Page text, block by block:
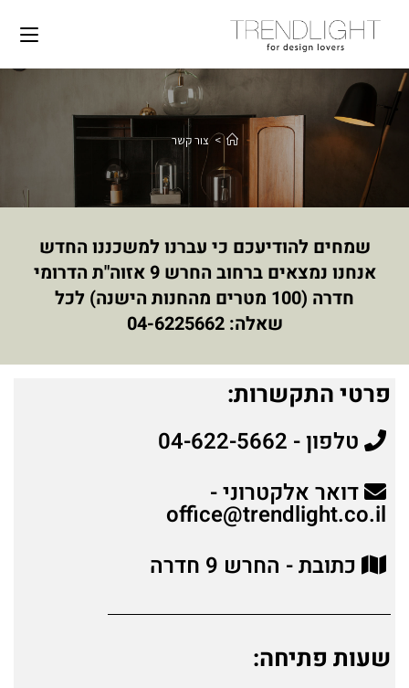
> צור קשר
שמחים להודיעכם כי עברנו למשכננו החדש
אנחנו נמצאים ברחוב החרש 9 אזוה"ת הדרומי
חדרה (100 מטרים מהחנות הישנה) לכל
שאלה: 04-6225662
פרטי התקשרות:
טלפון - 04-622-5662‏
דואר אלקטרוני -
office@trendlight.co.il‏
כתובת - החרש 9 חדרה
שעות פתיחה: